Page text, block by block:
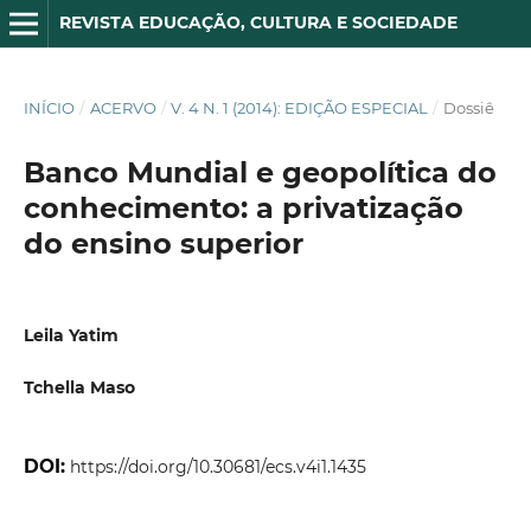
REVISTA EDUCAÇÃO, CULTURA E SOCIEDADE
INÍCIO / ACERVO / V. 4 N. 1 (2014): EDIÇÃO ESPECIAL / Dossiê
Banco Mundial e geopolítica do
conhecimento: a privatização
do ensino superior
Leila Yatim
Tchella Maso
DOI: https://doi.org/10.30681/ecs.v4i1.1435